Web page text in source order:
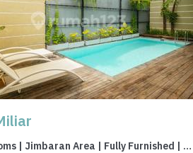
3 Bedrooms | Jimbaran Area | Fully Furnished | Stratgic Locations